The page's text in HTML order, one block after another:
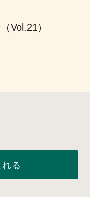
Vol.21）
る